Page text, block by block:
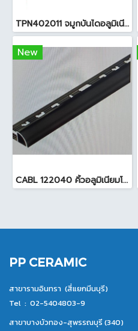
TPN402011 จมูกบันไดอลูมิเนียม ( 4.0cmx2.0m ) สีเงินเงา
New
CABL 122040 คิ้วอลูมิเนียมโค้ง 1.2 mm X 2 m. สีดำไฮกลอส
PP CERAMIC
สาขารามอินทรา (สี่แยกมีนบุรี)
Tel : 02-5404803-9
สาขาบางบัวทอง-สุพรรณบุรี (340)